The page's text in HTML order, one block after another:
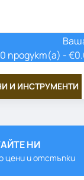
0 продукт(а) -
И ИНСТРУМЕНТИ
НИ
цени и отстъпки